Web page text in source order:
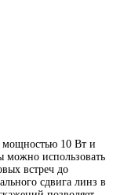
мощностью 10 Вт и
можно использовать
встреч до
сдвига линз в